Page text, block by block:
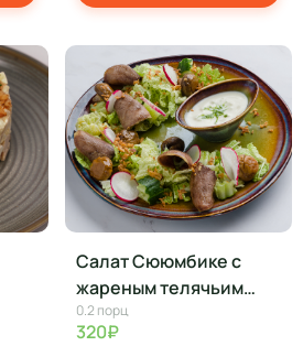
Салат Сююмбике с
жареным телячьим
языком, 200г
0.2 порц
320₽